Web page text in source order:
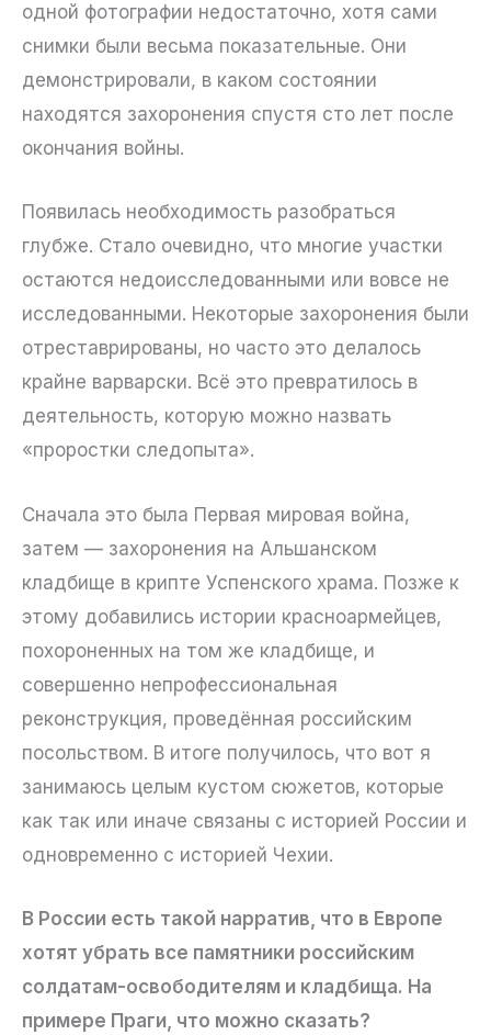
одной фотографии недостаточно, хотя сами
снимки были весьма показательные. Они
демонстрировали, в каком состоянии
находятся захоронения спустя сто лет после
окончания войны.
Появилась необходимость разобраться
глубже. Стало очевидно, что многие участки
остаются недоисследованными или вовсе не
исследованными. Некоторые захоронения были
отреставрированы, но часто это делалось
крайне варварски. Всё это превратилось в
деятельность, которую можно назвать
«проростки следопыта».
Сначала это была Первая мировая война,
затем — захоронения на Альшанском
кладбище в крипте Успенского храма. Позже к
этому добавились истории красноармейцев,
похороненных на том же кладбище, и
совершенно непрофессиональная
реконструкция, проведённая российским
посольством. В итоге получилось, что вот я
занимаюсь целым кустом сюжетов, которые
как так или иначе связаны с историей России и
одновременно с историей Чехии.
В России есть такой нарратив, что в Европе
хотят убрать все памятники российским
солдатам-освободителям и кладбища. На
примере Праги, что можно сказать?